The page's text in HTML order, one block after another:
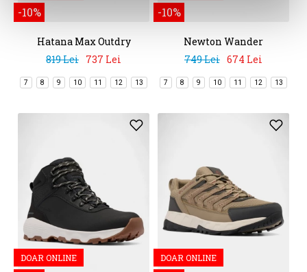
-10%
Hatana Max Outdry
819 Lei 737 Lei
7 8 9 10 11 12 13
-10%
Newton Wander
749 Lei 674 Lei
7 8 9 10 11 12 13
DOAR ONLINE DOAR ONLINE